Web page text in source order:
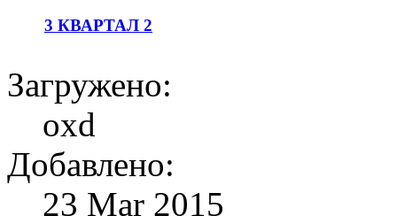
3 КВАРТАЛ 2
Загружено:
oxd
Добавлено:
23 Mar 2015